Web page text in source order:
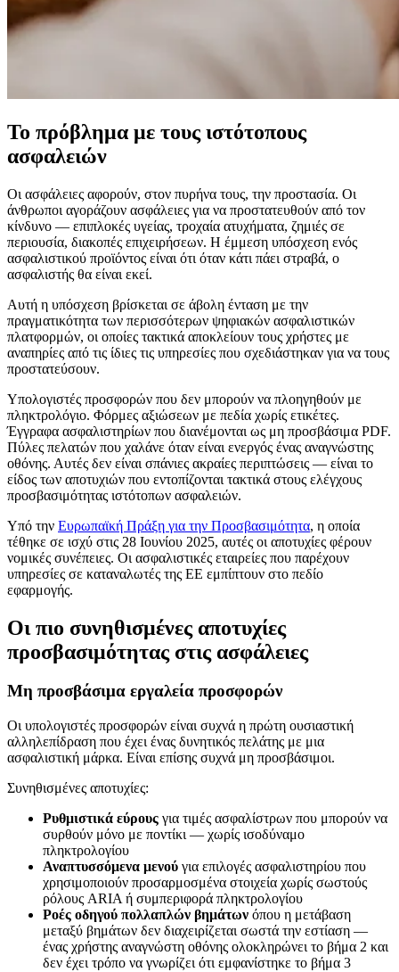
Το πρόβλημα με τους ιστότοπους
ασφαλειών
Οι ασφάλειες αφορούν, στον πυρήνα τους, την προστασία. Οι
άνθρωποι αγοράζουν ασφάλειες για να προστατευθούν από τον
κίνδυνο — επιπλοκές υγείας, τροχαία ατυχήματα, ζημιές σε
περιουσία, διακοπές επιχειρήσεων. Η έμμεση υπόσχεση ενός
ασφαλιστικού προϊόντος είναι ότι όταν κάτι πάει στραβά, ο
ασφαλιστής θα είναι εκεί.
Αυτή η υπόσχεση βρίσκεται σε άβολη ένταση με την
πραγματικότητα των περισσότερων ψηφιακών ασφαλιστικών
πλατφορμών, οι οποίες τακτικά αποκλείουν τους χρήστες με
αναπηρίες από τις ίδιες τις υπηρεσίες που σχεδιάστηκαν για να τους
προστατεύσουν.
Υπολογιστές προσφορών που δεν μπορούν να πλοηγηθούν με
πληκτρολόγιο. Φόρμες αξιώσεων με πεδία χωρίς ετικέτες.
Έγγραφα ασφαλιστηρίων που διανέμονται ως μη προσβάσιμα PDF.
Πύλες πελατών που χαλάνε όταν είναι ενεργός ένας αναγνώστης
οθόνης. Αυτές δεν είναι σπάνιες ακραίες περιπτώσεις — είναι το
είδος των αποτυχιών που εντοπίζονται τακτικά στους ελέγχους
προσβασιμότητας ιστότοπων ασφαλειών.
Υπό την Ευρωπαϊκή Πράξη για την Προσβασιμότητα, η οποία
τέθηκε σε ισχύ στις 28 Ιουνίου 2025, αυτές οι αποτυχίες φέρουν
νομικές συνέπειες. Οι ασφαλιστικές εταιρείες που παρέχουν
υπηρεσίες σε καταναλωτές της ΕΕ εμπίπτουν στο πεδίο
εφαρμογής.
Οι πιο συνηθισμένες αποτυχίες
προσβασιμότητας στις ασφάλειες
Μη προσβάσιμα εργαλεία προσφορών
Οι υπολογιστές προσφορών είναι συχνά η πρώτη ουσιαστική
αλληλεπίδραση που έχει ένας δυνητικός πελάτης με μια
ασφαλιστική μάρκα. Είναι επίσης συχνά μη προσβάσιμοι.
Συνηθισμένες αποτυχίες:
Ρυθμιστικά εύρους για τιμές ασφαλίστρων που μπορούν να
συρθούν μόνο με ποντίκι — χωρίς ισοδύναμο
πληκτρολογίου
Αναπτυσσόμενα μενού για επιλογές ασφαλιστηρίου που
χρησιμοποιούν προσαρμοσμένα στοιχεία χωρίς σωστούς
ρόλους ARIA ή συμπεριφορά πληκτρολογίου
Ροές οδηγού πολλαπλών βημάτων όπου η μετάβαση
μεταξύ βημάτων δεν διαχειρίζεται σωστά την εστίαση —
ένας χρήστης αναγνώστη οθόνης ολοκληρώνει το βήμα 2 και
δεν έχει τρόπο να γνωρίζει ότι εμφανίστηκε το βήμα 3